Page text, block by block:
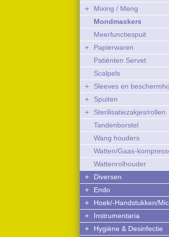
+
Mixing / Meng
Mondmaskers
Meerfunctiespuit
+
Papierwaren
Patiënten Servet
Scalpels
+ Sleeves en
+ Spuiten
+
Sterilisatiezakjes/rollen
Tandenborstel
Wang houders
Watten/Gaas-
Wattenrolhouder
+ Diversen
+ Endo
+ Hoek/-Handstukken/
+ Instrumentaria
+ Hygiëne & Desinfectie